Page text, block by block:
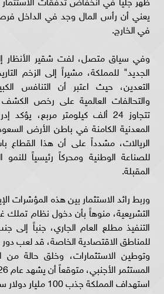
يعني أن رأس المال وجد في الداخل
في الخارج.
وفي سياق متصل، لفت شقير الأنظار
الجديد" للمملكة، مشيراً إلى الزخم
التعدين، حيث اعتبر أن التنافس
والتحالفات العالمية على رخص
تتجاوز 24 ألف كيلومتر مربع،
المعدنية الكامنة في باطن الأرض
الريالات، مشدداً على أن هذا القطاع
للصناعة الوطنية ومحركاً رئيسياً
المقبلة.
وربط رائد الاستثمار بين هذه المؤشرات
التشريعية، منوهاً بأن دخول نظام تملك
التنفيذ مطلع العام الجاري، جنباً إلى
للمناطق الاقتصادية الخاصة، قد لعب
وتوطين الاستثمارات، وخلق حالة من
استهداف المملكة جذب 100 مليار دولار سنوياً بحلول 2030.